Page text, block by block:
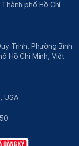
phố Hồ Chí
Trinh, Phường Bình
Hồ Chí Minh, Việt
USA